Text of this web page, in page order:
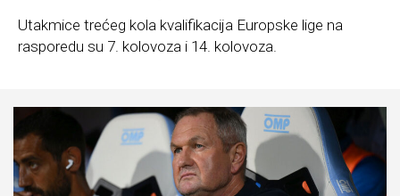
Utakmice trećeg kola kvalifikacija Europske lige na
rasporedu su 7. kolovoza i 14. kolovoza.